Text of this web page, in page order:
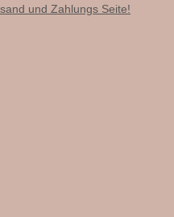
und Zahlungs Seite!